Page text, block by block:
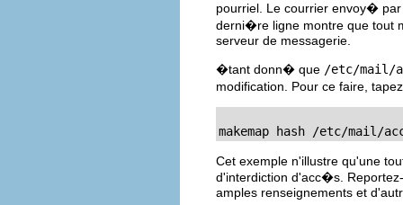
pourriel. Le courrier envoy�
derni�re ligne montre que tout
serveur de messagerie.
�tant donn� que /etc/mail/
modification. Pour ce faire,
makemap hash /etc/mail/
Cet exemple n'illustre qu'une
d'interdiction d'acc�s.
amples renseignements et